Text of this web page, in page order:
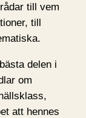
till vem
till
delen i
om
att hennes